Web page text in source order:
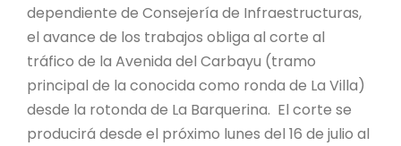
dependiente de Consejería de Infraestructuras,
el avance de los trabajos obliga al corte al
tráfico de la Avenida del Carbayu (tramo
principal de la conocida como ronda de La Villa)
desde la rotonda de La Barquerina. El corte se
producirá desde el próximo lunes del 16 de julio al